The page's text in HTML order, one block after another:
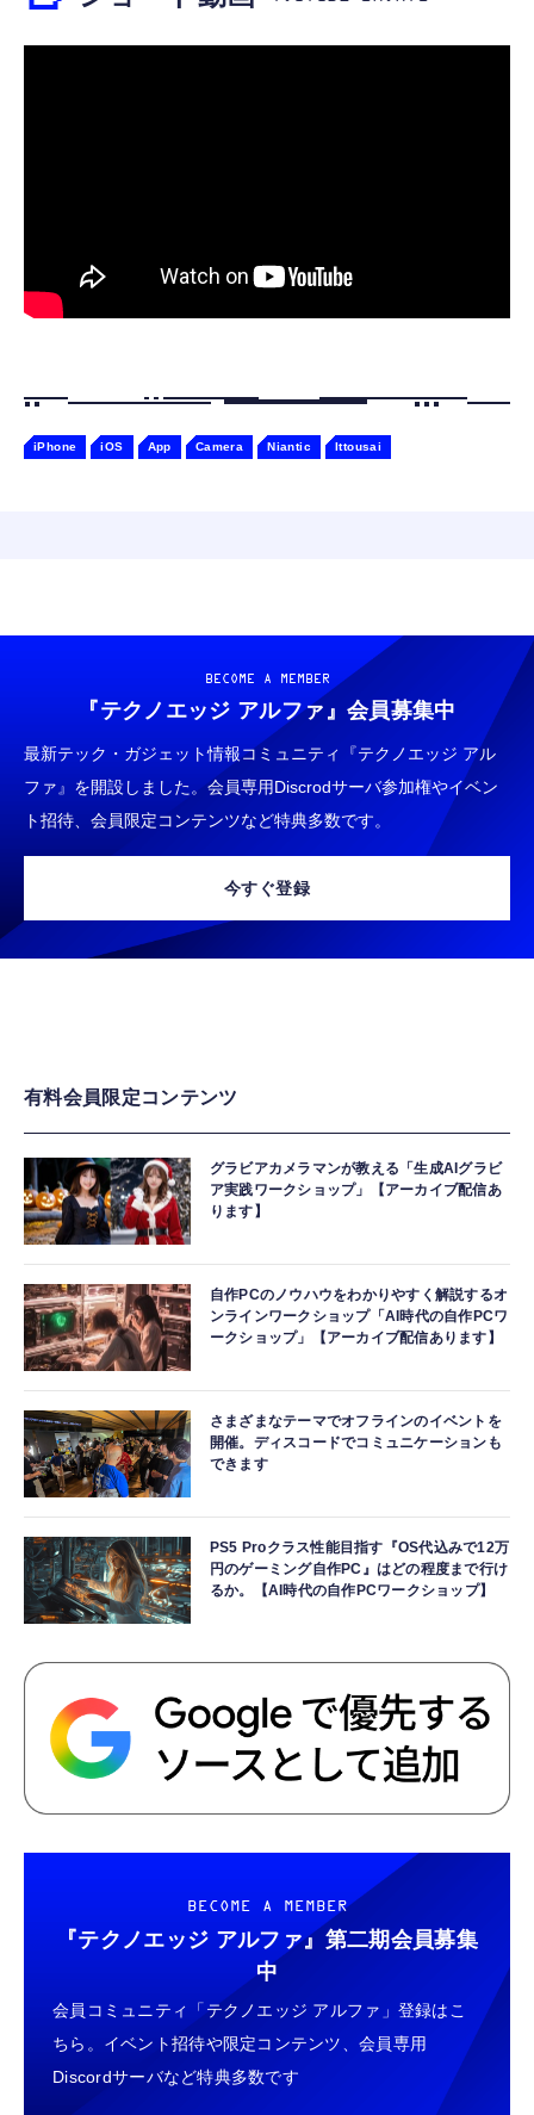
ジングベース付き ロペット 充電ベース付き
iPhone iOS App Camera Niantic Ittousai
BECOME A MEMBER
『テクノエッジ アルファ』 会員募集中
最新テック・ガジェット情報コミュニティ『テクノエッジ アル
ファ』を開設しました。会員専用Discrodサーバ参加権やイベン
ト招待、会員限定コンテンツなど特典多数です。
今すぐ登録
有料会員限定コンテンツ
グラビアカメラマンが教える「生成AIグラビ
ア実践ワークショップ」【アーカイブ配信あ
ります】
自作PCのノウハウをわかりやすく解説するオ
ンラインワークショップ「AI時代の自作PCワ
ークショップ」【アーカイブ配信あります】
さまざまなテーマでオフラインのイベントを
開催。ディスコードでコミュニケーションも
できます
PS5 Proクラス性能目指す『OS代込みで12万
円のゲーミング自作PC』はどの程度まで行け
るか。【AI時代の自作PCワークショップ】
BECOME A MEMBER
『テクノエッジ アルファ』 第二期会員募集
中
会員コミュニティ「テクノエッジ アルファ」登録はこ
ちら。イベント招待や限定コンテンツ、会員専用
Discordサーバなど特典多数です